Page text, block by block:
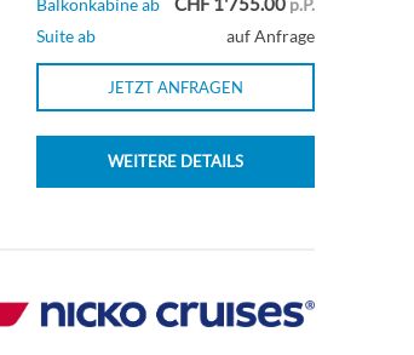
Balkonkabine ab
p.P.
Suite ab
auf Anfrage
JETZT ANFRAGEN
WEITERE DETAILS